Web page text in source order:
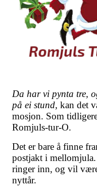
Da har vi pynta tre,
på ei stund, kan det
mosjon. Som
Romjuls-tur-O.
Det er bare å finne
postjakt i
ringer inn, og vil
nyttår.